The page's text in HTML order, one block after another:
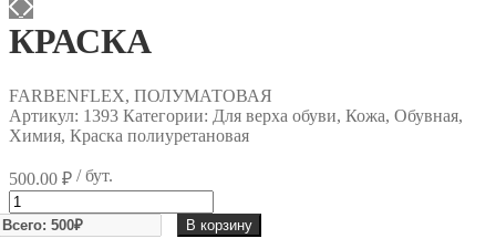
КРАСКА
FARBENFLEX, ПОЛУМАТОВАЯ
Артикул: 1393 Категории: Для верха обуви, Кожа, Обувная,
Химия, Краска полиуретановая
500.00 ₽ / бут.
Количество
товара
КРАСКА
В корзину